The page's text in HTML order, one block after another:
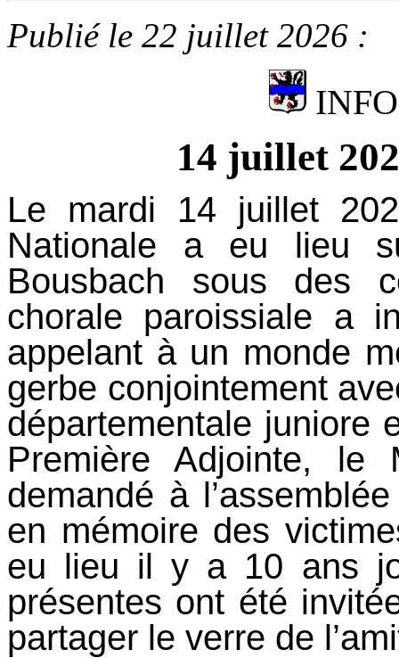
Publié le 22 juillet 2026 :
14 juillet
Le mardi 14 juillet
Nationale a eu lieu
Bousbach sous des
chorale paroissiale a
appelant à un monde
gerbe conjointement
départementale juniore
Première Adjointe, le
demandé à
en mémoire des
eu lieu il y a 10 ans
présentes ont été
partager le verre de